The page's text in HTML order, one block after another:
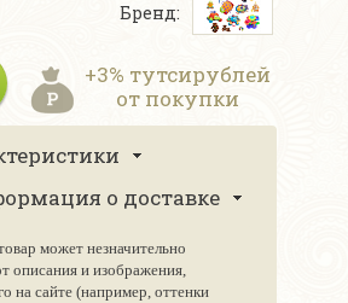
Бренд:
+3% тутсирублей
от покупки
о доставке
может незначительно
описания и изображения,
на сайте (например, оттенки